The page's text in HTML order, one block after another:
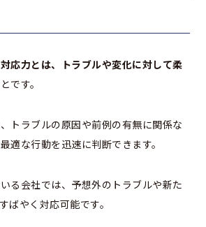
応力とは、トラブルや変化に対して柔
です。
トラブルの原因や前例の有無に関係な
適な行動を迅速に判断できます。
る会社では、予想外のトラブルや新た
ばやく対応可能です。